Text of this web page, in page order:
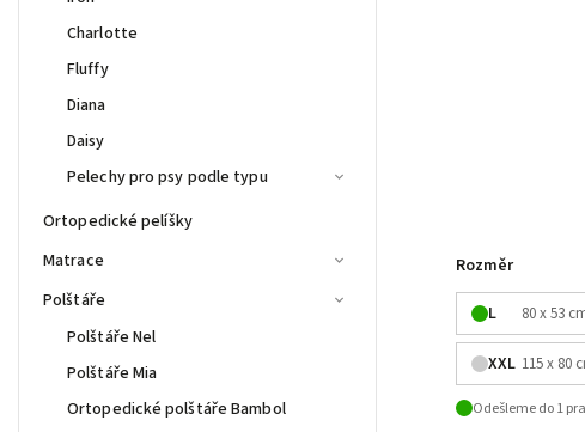
Charlotte
Fluffy
Diana
Daisy
Pelechy pro psy podle typu
Ortopedické pelíšky
Matrace
Polštáře
Polštáře Nel
Polštáře Mia
Ortopedické polštáře Bambol
Rozměr
L
80 x 53
XXL 115 x 80
Odešleme do 1